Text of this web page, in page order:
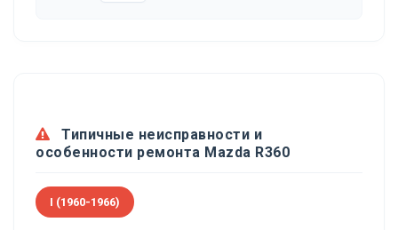
Типичные неисправности и
особенности ремонта Mazda R360
I (1960-1966)